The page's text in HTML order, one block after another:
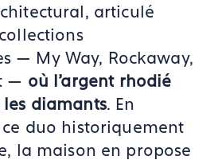
articulé
— My Way, Rockaway,
— où l’argent rhodié
diamants. En
duo historiquement
la maison en propose